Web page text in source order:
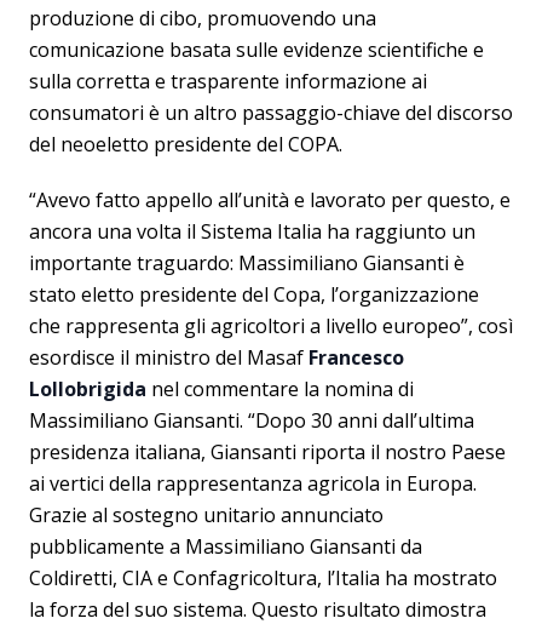
produzione di cibo, promuovendo una
comunicazione basata sulle evidenze scientifiche e
sulla corretta e trasparente informazione ai
consumatori è un altro passaggio-chiave del discorso
del neoeletto presidente del COPA.
“Avevo fatto appello all’unità e lavorato per questo, e
ancora una volta il Sistema Italia ha raggiunto un
importante traguardo: Massimiliano Giansanti è
stato eletto presidente del Copa, l’organizzazione
che rappresenta gli agricoltori a livello europeo”, così
esordisce il ministro del Masaf Francesco
Lollobrigida nel commentare la nomina di
Massimiliano Giansanti. “Dopo 30 anni dall’ultima
presidenza italiana, Giansanti riporta il nostro Paese
ai vertici della rappresentanza agricola in Europa.
Grazie al sostegno unitario annunciato
pubblicamente a Massimiliano Giansanti da
Coldiretti, CIA e Confagricoltura, l’Italia ha mostrato
la forza del suo sistema. Questo risultato dimostra